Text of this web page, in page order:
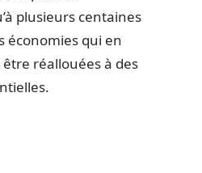
plusieurs centaines
économies qui en
réallouées à des